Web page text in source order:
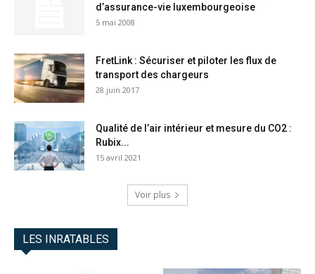
d’assurance-vie luxembourgeoise
5 mai 2008
FretLink : Sécuriser et piloter les flux de
transport des chargeurs
28 juin 2017
Qualité de l’air intérieur et mesure du CO2 :
Rubix...
15 avril 2021
Voir plus
LES INRATABLES